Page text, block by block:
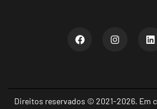
Direitos reservados © 2021-2026. Em